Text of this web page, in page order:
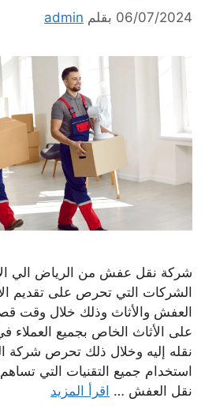
06/07/2024 بقلم admin
شركة نقل عفش من الرياض الي
الشركات التي تحرص على تقديم
العفش والأثاث وذلك خلال وقت
على الأثاث الخاص بجميع العملاء
نقله إليه وخلال ذلك تحرص شركة
استخدام جميع التقنيات التي
نقل العفش … اقرأ المزيد